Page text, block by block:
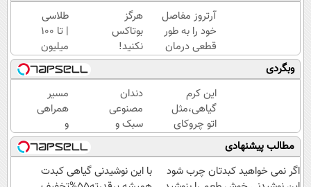
آرتروز مفاصل
خود را به طور
قطعی درمان
کنید!
◗پرسش‌نامه◖
هرگز
بوتاکس
نکنید!
جوانساز
جلبک
پوست
شمارا
۱۰ سال
جوان
می کند
طلاسی
| تا 100
میلیون
وام
آنی
خرید
طلا💰
ثبت
نام
کن!
وبگردی
این کرم
گیاهی،مثل
اتو چروکای
پوستتوصاف
میکنه!50%تخفیف
دندان
مصنوعی
سبک و
مقاوم
می‌خوای؟
پرداخت
مسیر
همراهی
و
گزارش
عملکرد
گروه
مطالب پیشنهادی
اگر نمی خواهید کبدتان چرب شود
با این نوشیدنی گیاهی کبدت